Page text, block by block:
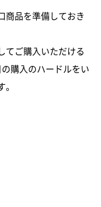
商品を準備しておき
てご購入いただける
購入のハードルをい
。